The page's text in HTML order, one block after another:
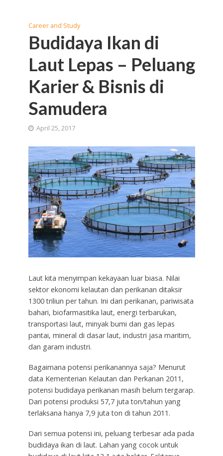
Career and Study
Budidaya Ikan di
Laut Lepas – Peluang
Karier & Bisnis di
Samudera
April 25, 2017
Laut kita menyimpan kekayaan luar biasa. Nilai
sektor ekonomi kelautan dan perikanan ditaksir
1300 triliun per tahun. Ini dari perikanan, pariwisata
bahari, biofarmasitika laut, energi terbarukan,
transportasi laut, minyak bumi dan gas lepas
pantai, mineral di dasar laut, industri jasa maritim,
dan garam industri.
Bagaimana potensi perikanannya saja? Menurut
data Kementerian Kelautan dan Perkanan 2011,
potensi budidaya perikanan masih belum tergarap.
Dari potensi produksi 57,7 juta ton/tahun yang
terlaksana hanya 7,9 juta ton di tahun 2011.
Dari semua potensi ini, peluang terbesar ada pada
budidaya ikan di laut. Lahan yang cocok untuk